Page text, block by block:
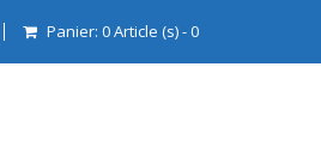
Panier: 0Article (s)-0